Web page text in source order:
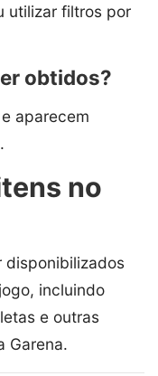
utilizar filtros por
obtidos?
aparecem
no
disponibilizados
incluindo
e outras
Garena.